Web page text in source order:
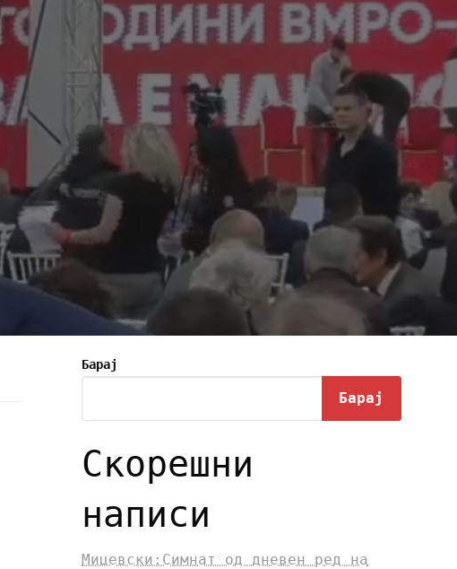
Барај
Барај
Скорешни
написи
Мицевски:Симнат од дневен ред на